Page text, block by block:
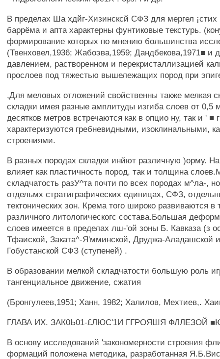
В пределах Ша хдйг-Хизинсксй СФЗ для мергел ¡стих
баррёма и апта характерны фунтиковые текстурь.
формирование которых по мнению большинства
(Твенховел,1936; Жабоэва,1959; Дандбекова,1971■ и
давлением, растворенном и перекристаллизацией
прослоев под тяжестью вышележащих пород при
,Для меловых отложений свойственны также мелкая
складки имея разные амплитуды изгиба слоев от 0,5
десятков метров встречаются как в опцио ну, так и ' ■
характеризуются гребневидными, изоклинальными,
строениями.
В разных породах складки инйют различную )орму.
влияет как пластичность пород, так и толщина
складчатость разУ^та почти по всех породах м^ла-,
отдельмх стратиграфических единицах, СФЗ,
тектонических зон. Крема того широко развиваются в
различного литологическогс состава.Большая
слоев имеется в пределах лш-'ой зоны Б. Кавказа (з
Тфаиской, Заката^-Я'мминской, Друджа-Аладашской
Гобустанской СФЗ (ступеней) .
В образовании мелкой складчатости большую роль
тангенциальное движение, сжатия
(Бронгулеев,1951; Ханн, 1982; Халилов, Мехтиев,.
ГЛАВА ИХ. ЗАК0Ь01-£ЛЮС'1И ГГРОЯШЯ ФЛЛЕЗОЙ
В основу исследований 'закономерности строения
формаций положена методика, разработанная